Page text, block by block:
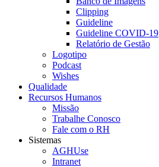
Clipping
Guideline
Guideline COVID-19
Relatório de Gestão
Logotipo
Podcast
Wishes
Qualidade
Recursos Humanos
Missão
Trabalhe Conosco
Fale com o RH
Sistemas
AGHUse
Intranet